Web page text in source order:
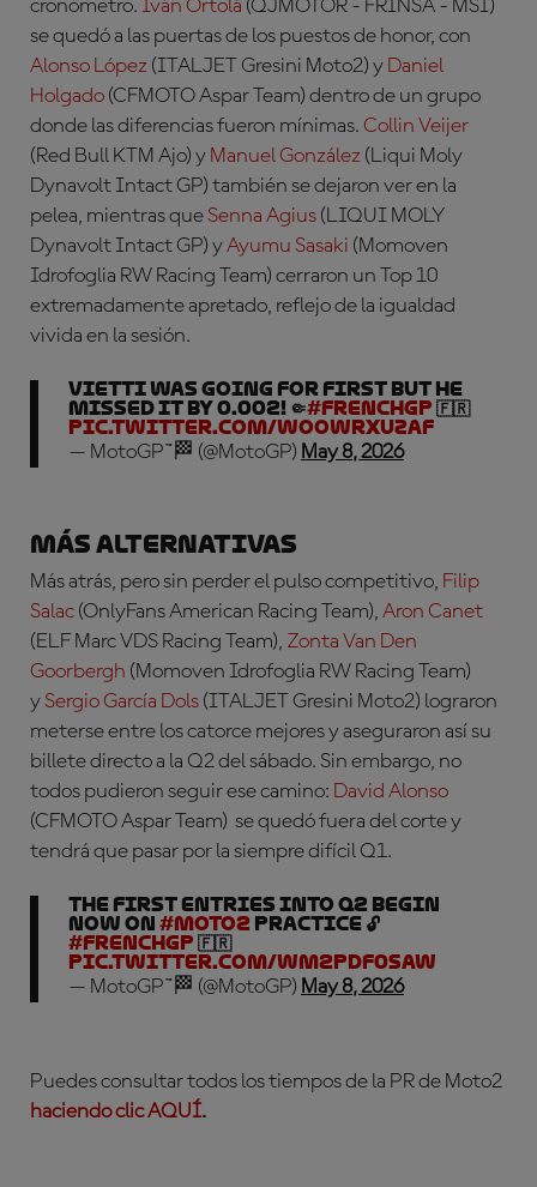
cronómetro. Iván Ortolá (QJMOTOR - FRINSA - MSI)
se quedó a las puertas de los puestos de honor, con
Alonso López (ITALJET Gresini Moto2) y Daniel
Holgado (CFMOTO Aspar Team) dentro de un grupo
donde las diferencias fueron mínimas. Collin Veijer
(Red Bull KTM Ajo) y Manuel González (Liqui Moly
Dynavolt Intact GP) también se dejaron ver en la
pelea, mientras queSenna Agius (LIQUI MOLY
Dynavolt Intact GP) yAyumu Sasaki (Momoven
Idrofoglia RW Racing Team) cerraron un Top 10
extremadamente apretado, reflejo de la igualdad
vivida en la sesión.
Vietti was going for first but he
missed it by 0.002! 🤏#FrenchGP 🇫🇷
pic.twitter.com/WooWRXUZaF
— MotoGP™🏁 (@MotoGP) May 8, 2026
Más alternativas
Más atrás, pero sin perder el pulso competitivo, Filip
Salac (OnlyFans American Racing Team), Aron Canet
(ELF Marc VDS Racing Team), Zonta Van Den
Goorbergh (Momoven Idrofoglia RW Racing Team)
ySergio García Dols (ITALJET Gresini Moto2) lograron
meterse entre los catorce mejores y aseguraron así su
billete directo a la Q2 del sábado. Sin embargo, no
todos pudieron seguir ese camino: David Alonso
(CFMOTO Aspar Team) se quedó fuera del corte y
tendrá que pasar por la siempre difícil Q1.
The first entries into Q2 begin
now on #Moto2 Practice 🔓
#FrenchGP 🇫🇷
pic.twitter.com/WM2PDF0sAw
— MotoGP™🏁 (@MotoGP) May 8, 2026
Puedes consultar todos los tiempos de la PR de Moto2
haciendo clic AQUÍ.